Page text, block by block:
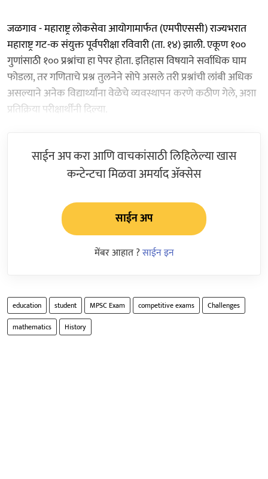
जळगाव - महाराष्ट्र लोकसेवा आयोगामार्फत (एमपीएससी) राज्यभरात
महाराष्ट्र गट-क संयुक्त पूर्वपरीक्षा रविवारी (ता. १४) झाली. एकूण १००
गुणांसाठी १०० प्रश्नांचा हा पेपर होता. इतिहास विषयाने सर्वाधिक घाम
फोडला, तर गणिताचे प्रश्न तुलनेने सोपे असले तरी प्रश्नांची लांबी अधिक
असल्याने अनेक विद्यार्थ्यांना वेळेचे व्यवस्थापन करणे कठीण गेले, अशा
प्रतिक्रिया परीक्षार्थींनी दिल्या.
साईन अप करा आणि वाचकांसाठी लिहिलेल्या खास
कन्टेन्टचा मिळवा अमर्याद ॲक्सेस
साईन अप
मेंबर आहात ?साईन इन
education student MPSC Exam competitive exams
Challenges
mathematics
History